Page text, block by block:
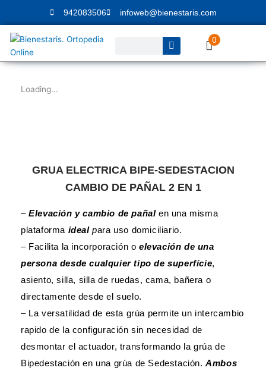
contenido
942083506 infoweb@bienestaris.com
0
Loading...
GRUA ELECTRICA BIPE-SEDESTACION
CAMBIO DE PAÑAL 2 EN 1
–Elevación y cambio de pañalen una misma
plataforma idealpara uso domiciliario.
– Facilita la incorporación o elevación de una
persona desde cualquier tipo de superfície,
asiento, silla, silla de ruedas, cama, bañera o
directamente desde el suelo.
– La versatilidad de esta grúa permite un intercambio
rapido de la configuración sin necesidad de
desmontar el actuador, transformando la grúa de
Bipedestación en una grúa de Sedestación.Ambos